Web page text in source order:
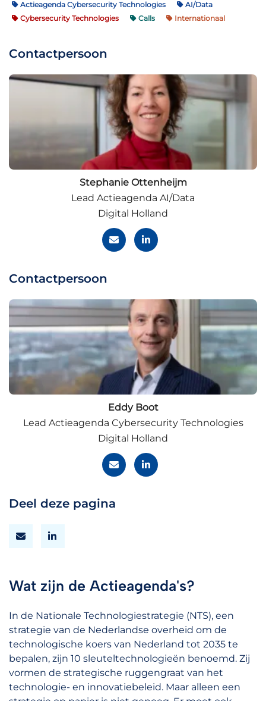
Actieagenda Cybersecurity Technologies
AI/Data
Cybersecurity Technologies
Calls Internationaal
Contactpersoon
Stephanie Ottenheijm
Lead Actieagenda AI/Data
Digital Holland
Contactpersoon
Eddy Boot
Lead Actieagenda Cybersecurity Technologies
Digital Holland
Deel deze pagina
Wat zijn de Actieagenda's?
In de Nationale Technologiestrategie (NTS), een
strategie van de Nederlandse overheid om de
technologische koers van Nederland tot 2035 te
bepalen, zijn 10 sleuteltechnologieën benoemd. Zij
vormen de strategische ruggengraat van het
technologie- en innovatiebeleid. Maar alleen een